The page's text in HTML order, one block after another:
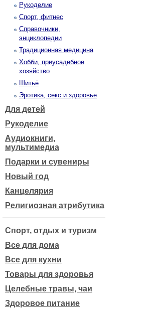
Рукоделие
Спорт, фитнес
Справочники,
энциклопедии
Традиционная медицина
Хобби, приусадебное
хозяйство
Шитьё
Эротика, секс и здоровье
Для детей
Рукоделие
Аудиокниги,
мультимедиа
Подарки и сувениры
Новый год
Канцелярия
Религиозная атрибутика
Спорт, отдых и туризм
Все для дома
Все для кухни
Товары для здоровья
Целебные травы, чаи
Здоровое питание